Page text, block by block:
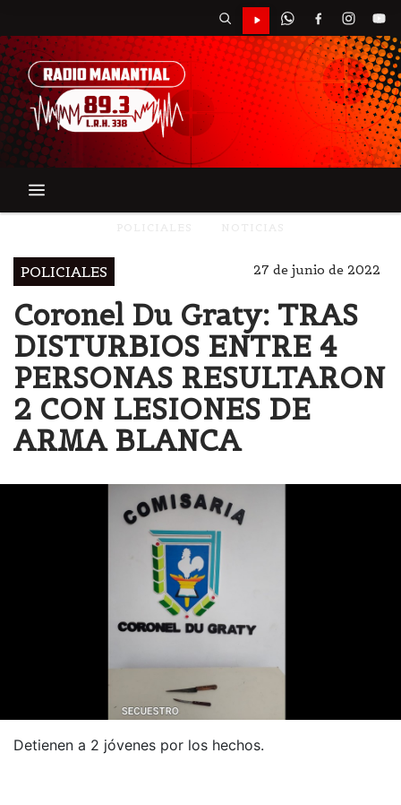
POLICIALES 27 de junio de 2022
Coronel Du Graty: TRAS
DISTURBIOS ENTRE 4
PERSONAS RESULTARON
2 CON LESIONES DE
ARMA BLANCA
Detienen a 2 jóvenes por los hechos.